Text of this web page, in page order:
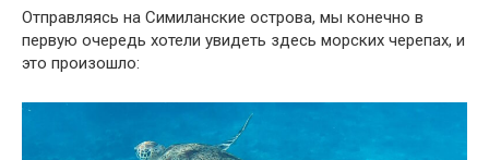
Отправляясь на Симиланские острова, мы конечно в
первую очередь хотели увидеть здесь морских черепах, и
это произошло: